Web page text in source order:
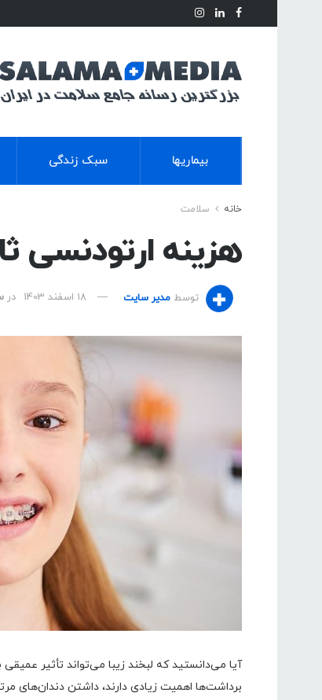
بیماریها سبک زندگی
خانه سلامت
هزینه ارتودنسی
توسط مدیر سایت 18 اسفند 1403 در
آیا می‌دانستید که لبخند زیبا می‌تواند تأثیر
برداشت‌ها اهمیت زیادی دارند، داشتن دندان‌های